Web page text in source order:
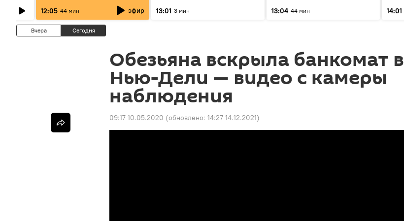
12:05 44 мин эфир 13:01 3 мин
13:04 44 мин
14:01
Вчера Сегодня
Обезьяна вскрыла банкомат в
Нью-Дели — видео с камеры
наблюдения
09:17 10.05.2020 (обновлено: 14:27 14.12.2021)